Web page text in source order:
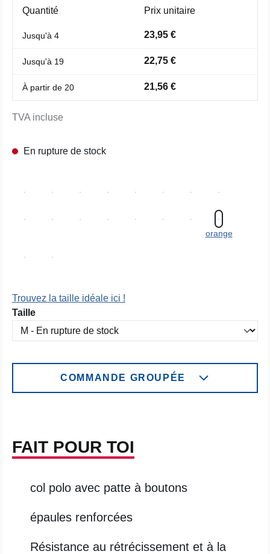
Quantité Prix unitaire
Jusqu'à 4 23,95 €
Jusqu'à 19 22,75 €
À partir de 20 21,56 €
TVA incluse
En rupture de stock
orange
Trouvez la taille idéale ici !
Sélectionnez
Taille
COMMANDE GROUPÉE
FAIT POUR TOI
col polo avec patte à boutons
épaules renforcées
Résistance au rétrécissement et à la